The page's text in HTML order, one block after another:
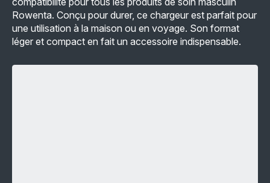
Rowenta. Conçu pour durer, ce chargeur est parfait pour
une utilisation à la maison ou en voyage. Son format
léger et compact en fait un accessoire indispensable.